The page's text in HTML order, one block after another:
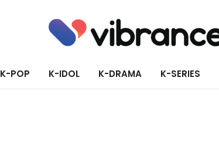
K-POP K-IDOL K-DRAMA K-SERIES